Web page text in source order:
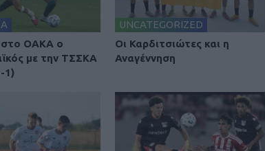
στο ΟΑΚΑ ο
με την ΤΣΣΚΑ
1)
UNCATEGORIZED
Οι Καρδιτσιώτες και η
Αναγέννηση